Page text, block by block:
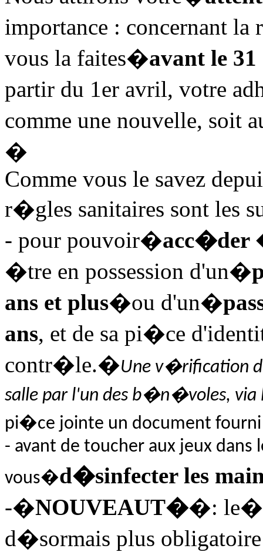
importance : concernant
vous la faites�avant le
partir du 1er avril, votre
comme une nouvelle, soit
�
Comme vous le savez
r�gles sanitaires sont les
- pour pouvoir�acc�der
�tre en possession d'un�
ans et plus�ou d'un�
ans, et de sa pi�ce
contr�le.�Une v�rification
salle par l'un des b�n�voles,
pi�ce jointe un document fourni
- avant de toucher aux jeux dans
vous�d�sinfecter les
-�NOUVEAUT��: le�
d�sormais plus obligatoire